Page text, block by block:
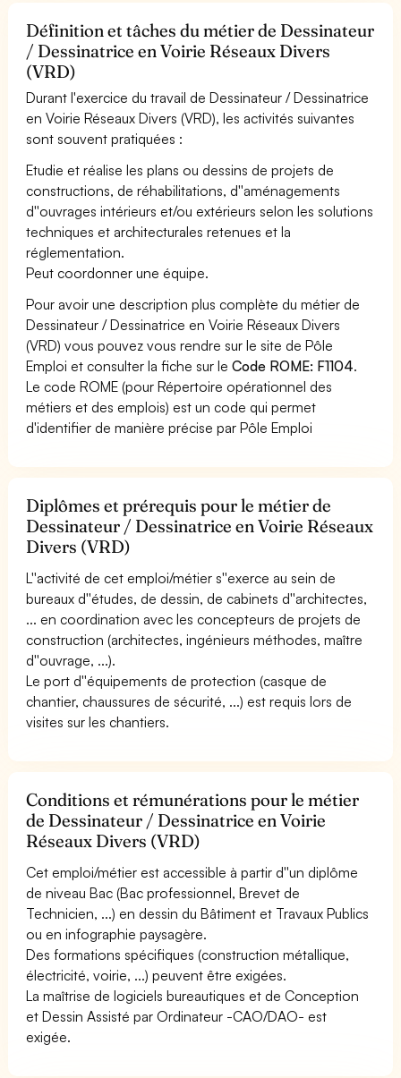
Définition et tâches du métier de Dessinateur
/ Dessinatrice en Voirie Réseaux Divers
(VRD)
Durant l'exercice du travail de Dessinateur / Dessinatrice
en Voirie Réseaux Divers (VRD), les activités suivantes
sont souvent pratiquées :
Etudie et réalise les plans ou dessins de projets de
constructions, de réhabilitations, d''aménagements
d''ouvrages intérieurs et/ou extérieurs selon les solutions
techniques et architecturales retenues et la
réglementation.
Peut coordonner une équipe.
Pour avoir une description plus complète du métier de
Dessinateur / Dessinatrice en Voirie Réseaux Divers
(VRD) vous pouvez vous rendre sur le site de Pôle
Emploi et consulter la fiche sur leCode ROME: F1104.
Le code ROME (pour Répertoire opérationnel des
métiers et des emplois) est un code qui permet
d'identifier de manière précise par Pôle Emploi
Diplômes et prérequis pour le métier de
Dessinateur / Dessinatrice en Voirie Réseaux
Divers (VRD)
L''activité de cet emploi/métier s''exerce au sein de
bureaux d''études, de dessin, de cabinets d''architectes,
... en coordination avec les concepteurs de projets de
construction (architectes, ingénieurs méthodes, maître
d''ouvrage, ...).
Le port d''équipements de protection (casque de
chantier, chaussures de sécurité, ...) est requis lors de
visites sur les chantiers.
Conditions et rémunérations pour le métier
de Dessinateur / Dessinatrice en Voirie
Réseaux Divers (VRD)
Cet emploi/métier est accessible à partir d''un diplôme
de niveau Bac (Bac professionnel, Brevet de
Technicien, ...) en dessin du Bâtiment et Travaux Publics
ou en infographie paysagère.
Des formations spécifiques (construction métallique,
électricité, voirie, ...) peuvent être exigées.
La maîtrise de logiciels bureautiques et de Conception
et Dessin Assisté par Ordinateur -CAO/DAO- est
exigée.